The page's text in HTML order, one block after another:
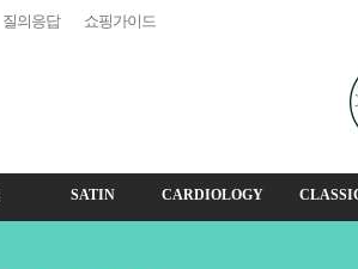
질의응답 쇼핑가이드
SATIN CARDIOLOGY